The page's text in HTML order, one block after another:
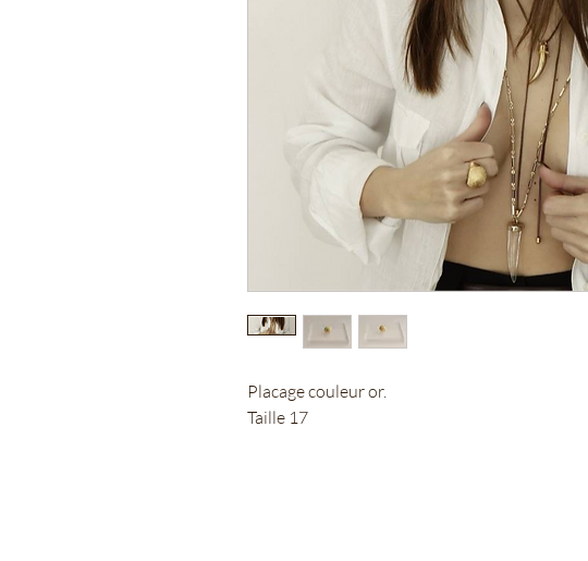
Placage couleur or.
Taille 17